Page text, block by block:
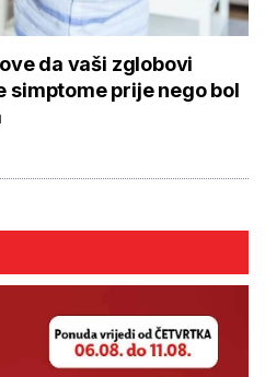
da vaši zglobovi
simptome prije nego bol